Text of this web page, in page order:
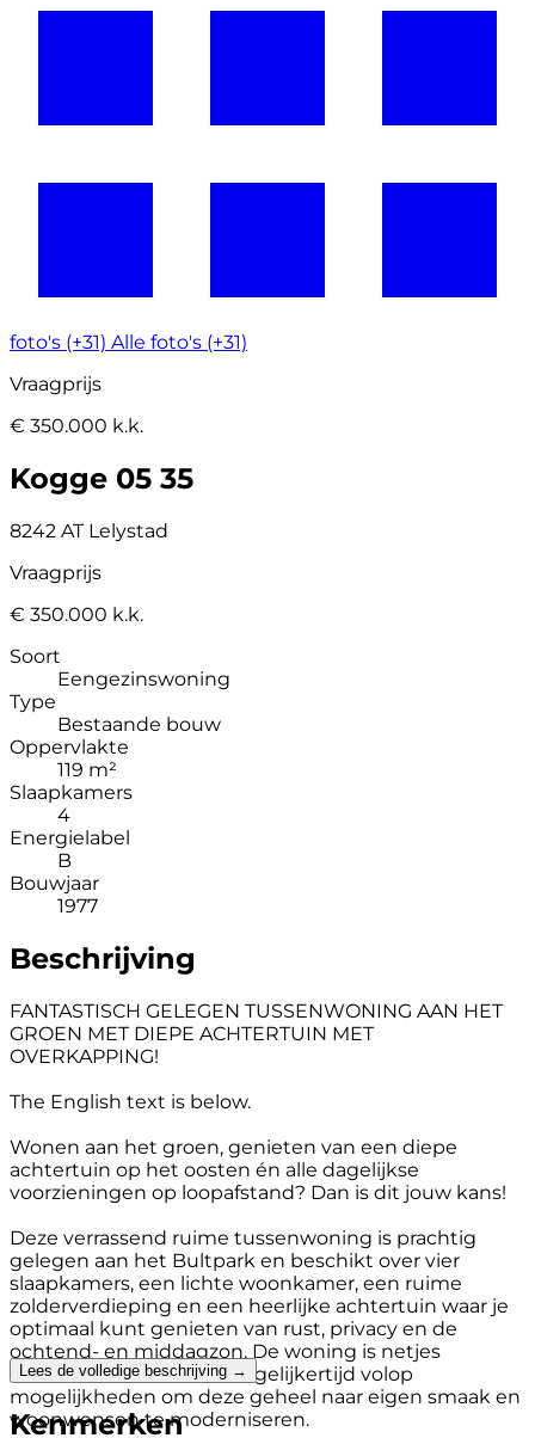
foto's (+31) Alle foto's (+31)
Vraagprijs
€ 350.000 k.k.
Kogge 05 35
8242 AT Lelystad
Vraagprijs
€ 350.000 k.k.
Soort
Eengezinswoning
Type
Bestaande bouw
Oppervlakte
119 m²
Slaapkamers
4
Energielabel
B
Bouwjaar
1977
Beschrijving
FANTASTISCH GELEGEN TUSSENWONING AAN HET
GROEN MET DIEPE ACHTERTUIN MET
OVERKAPPING!
The English text is below.
Wonen aan het groen, genieten van een diepe
achtertuin op het oosten én alle dagelijkse
voorzieningen op loopafstand? Dan is dit jouw kans!
Deze verrassend ruime tussenwoning is prachtig
gelegen aan het Bultpark en beschikt over vier
slaapkamers, een lichte woonkamer, een ruime
zolderverdieping en een heerlijke achtertuin waar je
optimaal kunt genieten van rust, privacy en de
ochtend- en middagzon. De woning is netjes
onderhouden en biedt tegelijkertijd volop
mogelijkheden om deze geheel naar eigen smaak en
woonwensen te moderniseren.
Lees de volledige beschrijving →
Kenmerken